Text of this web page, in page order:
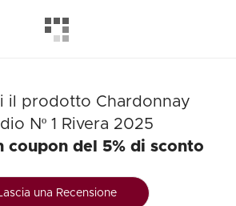
il prodotto Chardonnay
Nº 1 Rivera 2025
coupon del 5% di sconto
una Recensione